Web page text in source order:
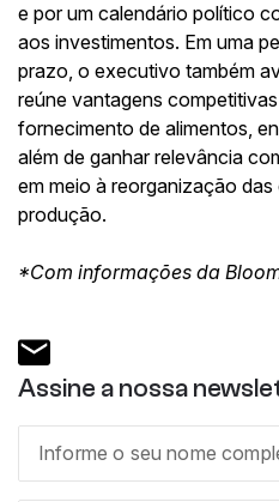
e por um calendário político
aos investimentos. Em uma
prazo, o executivo também
reúne vantagens
fornecimento de alimentos,
além de ganhar relevância
em meio à reorganização
produção.
*Com informações da
Assine a nossa